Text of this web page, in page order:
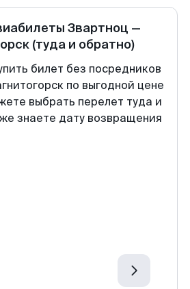
Звартноц —
(туда и обратно)
билет без посредников
по выгодной цене
выбрать перелет туда и
знаете дату возвращения